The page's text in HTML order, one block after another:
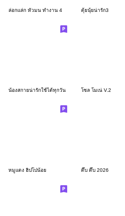
ล่อกแล่ก หัวมน ทำงาน 4 ตุ้ยนุ้ยน่ารัก3
น้องสกายน่ารักใช้ได้ทุกวัน โซล โมเน่ V.2
หมูแดง ฮิปโปน้อย ดึ๊บ ดึ๊บ 2026